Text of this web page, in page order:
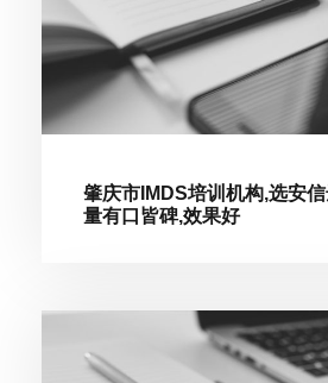
肇庆市IMDS培训机构,选安
量有口皆碑,效果好